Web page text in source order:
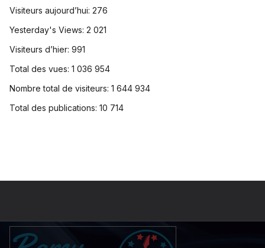
Visiteurs aujourd’hui: 276
Yesterday's Views: 2 021
Visiteurs d’hier: 991
Total des vues: 1 036 954
Nombre total de visiteurs: 1 644 934
Total des publications: 10 714